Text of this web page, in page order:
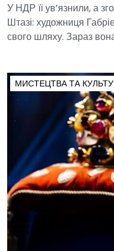
У НДР її ув’язнили, а
Штазі: художниця
свого шляху. Зараз
МИСТЕЦТВА ТА